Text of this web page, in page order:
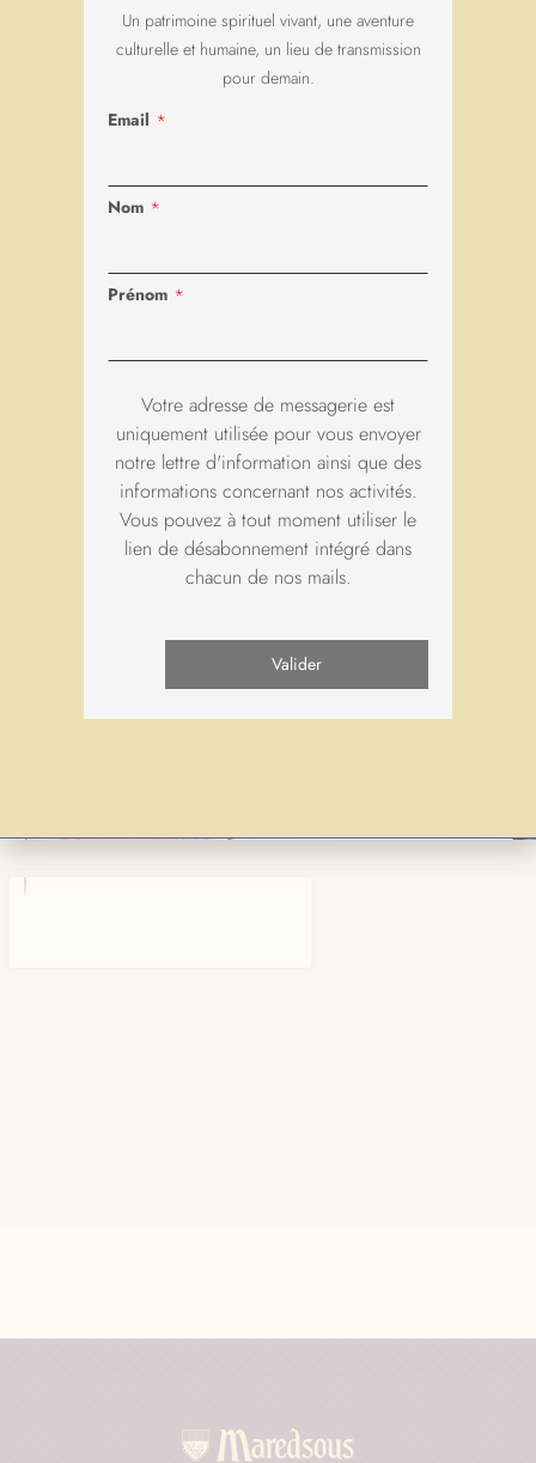
Le magasin
L’hôtellerie
Pour laconfirmation
Le Collège Saint-Benoît
Le service de gestion du personnel
Le service comptable
Les services techniques et les Ateliers d’entretien
L’oblature séculière
Un patrimoine spirituel vivant, une aventure
culturelle et humaine, un lieu de transmission
pour demain.
Email *
Nom*
Prénom*
Votre adresse de messagerie est
uniquement utilisée pour vous envoyer
notre lettre d'information ainsi que des
informations concernant nos activités.
Vous pouvez à tout moment utiliser le
lien de désabonnement intégré dans
chacun de nos mails.